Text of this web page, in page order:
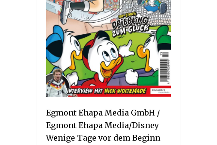
Egmont Ehapa Media GmbH /
Egmont Ehapa Media/Disney
Wenige Tage vor dem Beginn